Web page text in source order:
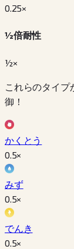
0.25×
½倍耐性
½×
これらのタイ
御！
かくとう
0.5×
みず
0.5×
でんき
0.5×